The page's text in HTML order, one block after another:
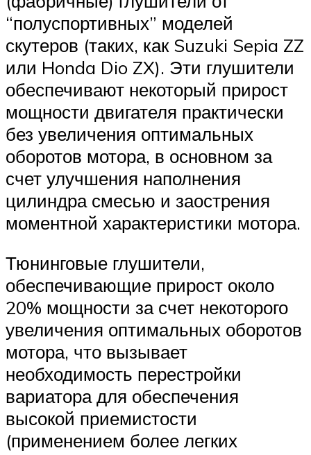
“полуспортивных” моделей
скутеров (таких, как Suzuki Sepia ZZ
или Honda Dio ZX). Эти глушители
обеспечивают некоторый прирост
мощности двигателя практически
без увеличения оптимальных
оборотов мотора, в основном за
счет улучшения наполнения
цилиндра смесью и заострения
моментной характеристики мотора.
Тюнинговые глушители,
обеспечивающие прирост около
20% мощности за счет некоторого
увеличения оптимальных оборотов
мотора, что вызывает
необходимость перестройки
вариатора для обеспечения
высокой приемистости
(применением более легких